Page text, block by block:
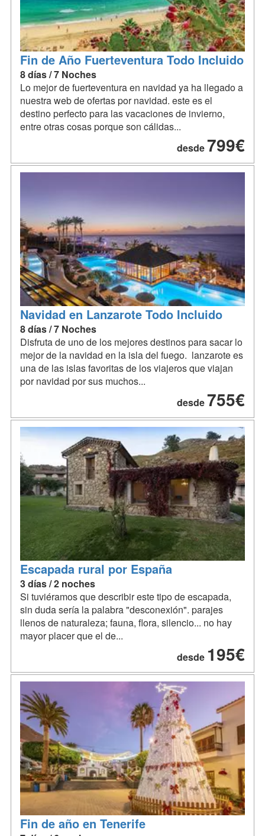
Fin de Año Fuerteventura Todo Incluido
8 días / 7 Noches
Lo mejor de fuerteventura en navidad ya ha llegado a
nuestra web de ofertas por navidad. este es el
destino perfecto para las vacaciones de invierno,
entre otras cosas porque son cálidas...
desde799€
Navidad en Lanzarote Todo Incluido
8 días / 7 Noches
Disfruta de uno de los mejores destinos para sacar lo
mejor de la navidad en la isla del fuego. lanzarote es
una de las islas favoritas de los viajeros que viajan
por navidad por sus muchos...
desde755€
Escapada rural por España
3 días / 2 noches
Si tuviéramos que describir este tipo de escapada,
sin duda sería la palabra "desconexión". parajes
llenos de naturaleza; fauna, flora, silencio... no hay
mayor placer que el de...
desde 195€
Fin de año en Tenerife